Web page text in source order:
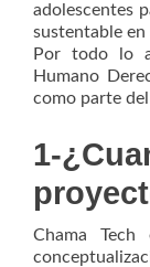
adolescentes
sustentable en
Por todo lo
Humano
como parte
1-
Chama Tech